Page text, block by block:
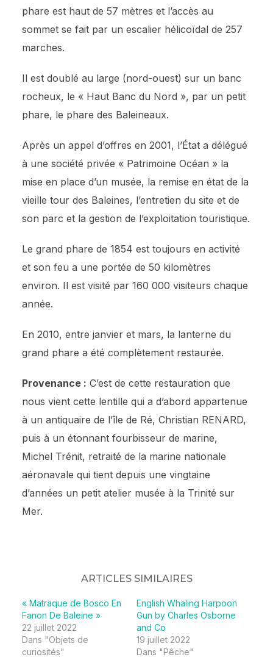
phare est haut de 57 mètres et l’accès au
sommet se fait par un escalier hélicoïdal de 257
marches.
Il est doublé au large (nord-ouest) sur un banc
rocheux, le « Haut Banc du Nord », par un petit
phare, le phare des Baleineaux.
Après un appel d’offres en 2001, l’État a délégué
à une société privée « Patrimoine Océan » la
mise en place d’un musée, la remise en état de la
vieille tour des Baleines, l’entretien du site et de
son parc et la gestion de l’exploitation touristique.
Le grand phare de 1854 est toujours en activité
et son feu a une portée de 50 kilomètres
environ. Il est visité par 160 000 visiteurs chaque
année.
En 2010, entre janvier et mars, la lanterne du
grand phare a été complètement restaurée.
Provenance : C’est de cette restauration que
nous vient cette lentille qui a d’abord appartenue
à un antiquaire de l’île de Ré, Christian RENARD,
puis à un étonnant fourbisseur de marine,
Michel Trénit, retraité de la marine nationale
aéronavale qui tient depuis une vingtaine
d’années un petit atelier musée à la Trinité sur
Mer.
ARTICLES SIMILAIRES
« Matraque de Bosco En
Fanon De Baleine »
22 juillet 2022
Dans "Objets de
curiosités"
English Whaling Harpoon
Gun by Charles Osborne
and Co
19 juillet 2022
Dans "Pêche"